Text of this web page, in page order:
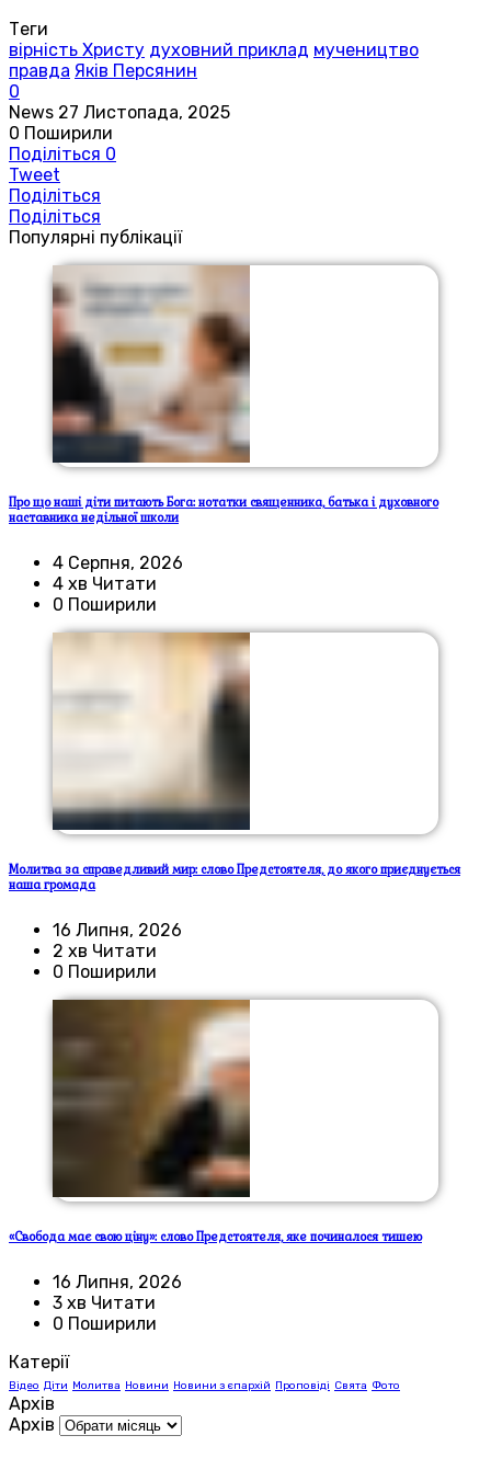
Теги
вірність Христу духовний приклад мучеництво
правда Яків Персянин
0
News 27 Листопада, 2025
0 Поширили
Поділіться 0
Tweet
Поділіться
Поділіться
Популярні публікації
Про що наші діти питають Бога: нотатки священника, батька і духовного
наставника недільної школи
4 Серпня, 2026
4 хв Читати
0 Поширили
Молитва за справедливий мир: слово Предстоятеля, до якого приєднується
наша громада
16 Липня, 2026
2 хв Читати
0 Поширили
«Свобода має свою ціну»: слово Предстоятеля, яке починалося тишею
16 Липня, 2026
3 хв Читати
0 Поширили
Катерії
Відео Діти Молитва Новини Новини з єпархій Проповіді Свята Фото
Архів
Архів